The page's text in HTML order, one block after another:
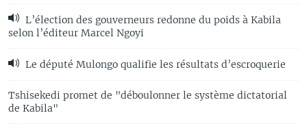
L’élection des gouverneurs redonne du poids à Kabila
selon l’éditeur Marcel Ngoyi
Le député Mulongo qualifie les résultats d’escroquerie
Tshisekedi promet de "déboulonner le système dictatorial
de Kabila"